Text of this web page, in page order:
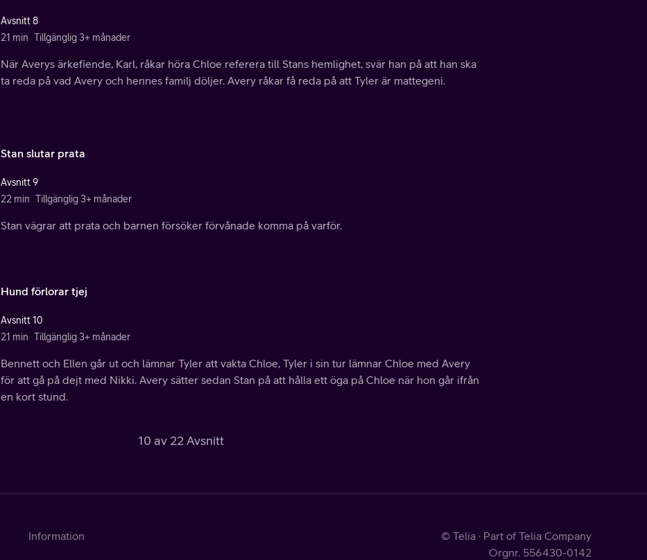
Avsnitt 8
21 min Tillgänglig 3+ månader
När Averys ärkefiende, Karl, råkar höra Chloe referera till Stans hemlighet, svär han på att han ska
ta reda på vad Avery och hennes familj döljer. Avery råkar få reda på att Tyler är mattegeni.
Stan slutar prata
Avsnitt 9
22 min Tillgänglig 3+ månader
Stan vägrar att prata och barnen försöker förvånade komma på varför.
Hund förlorar tjej
Avsnitt 10
21 min Tillgänglig 3+ månader
Bennett och Ellen går ut och lämnar Tyler att vakta Chloe, Tyler i sin tur lämnar Chloe med Avery
för att gå på dejt med Nikki. Avery sätter sedan Stan på att hålla ett öga på Chloe när hon går ifrån
en kort stund.
10 av 22 Avsnitt
Information
© Telia · Part of Telia Company
Orgnr. 556430-0142